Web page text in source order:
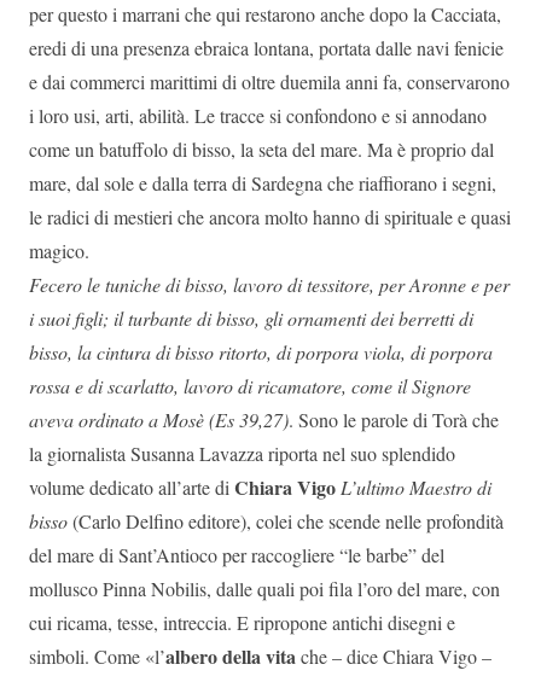
per questo i marrani che qui restarono anche dopo la Cacciata,
eredi di una presenza ebraica lontana, portata dalle navi fenicie
e dai commerci marittimi di oltre duemila anni fa, conservarono
i loro usi, arti, abilità. Le tracce si confondono e si annodano
come un batuffolo di bisso, la seta del mare. Ma è proprio dal
mare, dal sole e dalla terra di Sardegna che riaffiorano i segni,
le radici di mestieri che ancora molto hanno di spirituale e quasi
magico.
Fecero le tuniche di bisso, lavoro di tessitore, per Aronne e per
i suoi figli; il turbante di bisso, gli ornamenti dei berretti di
bisso, la cintura di bisso ritorto, di porpora viola, di porpora
rossa e di scarlatto, lavoro di ricamatore, come il Signore
aveva ordinato a Mosè (Es 39,27). Sono le parole di Torà che
la giornalista Susanna Lavazza riporta nel suo splendido
volume dedicato all’arte diChiara VigoL’ultimo Maestro di
bisso(Carlo Delfino editore), colei che scende nelle profondità
del mare di Sant’Antioco per raccogliere “le barbe” del
mollusco Pinna Nobilis, dalle quali poi fila l’oro del mare, con
cui ricama, tesse, intreccia. E ripropone antichi disegni e
simboli. Come «l’albero della vitache – dice Chiara Vigo –